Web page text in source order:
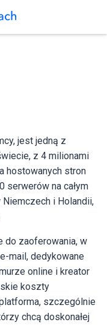
jest jedną z
z 4 milionami
hostowanych stron
serwerów na całym
i Holandii,
do zaoferowania, w
mail, dedykowane
online i kreator
koszty
szczególnie
chcą doskonałej